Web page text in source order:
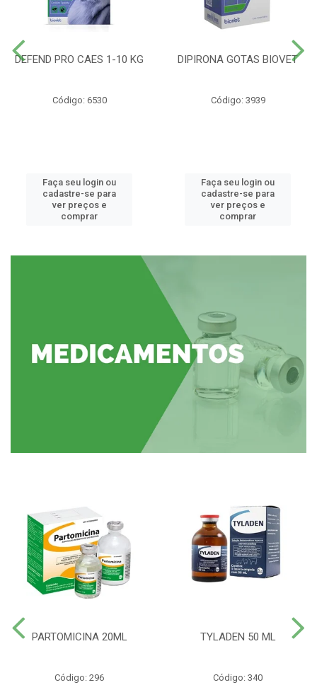
DEFEND PRO CAES 1-10 KG
Código: 6530
Faça seu login ou
cadastre-se para
ver preços e
comprar
DIPIRONA GOTAS BIOVET
Código: 3939
Faça seu login ou
cadastre-se para
ver preços e
comprar
PARTOMICINA 20ML
Código: 296
TYLADEN 50 ML
Código: 340